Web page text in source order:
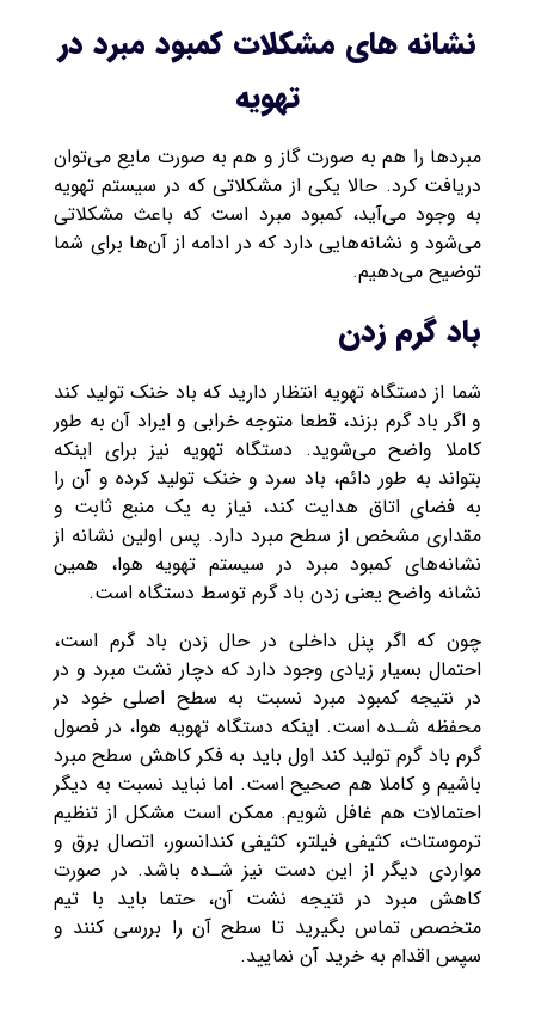
نشانه های مشکلات کمبود مبرد در
تهویه
مبردها را هم به صورت گاز و هم به صورت مایع می‌توان
دریافت کرد. حالا یکی از مشکلاتی که در سیستم تهویه
به وجود می‌آید، کمبود مبرد است که باعث مشکلاتی
می‌شود و نشانه‌هایی دارد که در ادامه از آن‌ها برای شما
توضیح می‌دهیم.
باد گرم زدن
شما از دستگاه تهویه انتظار دارید که باد خنک تولید کند
و اگر باد گرم بزند، قطعا متوجه خرابی و ایراد آن به طور
کاملا واضح می‌شوید. دستگاه تهویه نیز برای اینکه
بتواند به طور دائم، باد سرد و خنک تولید کرده و آن را
به فضای اتاق هدایت کند، نیاز به یک منبع ثابت و
مقداری مشخص از سطح مبرد دارد. پس اولین نشانه از
نشانه‌های کمبود مبرد در سیستم تهویه هوا، همین
نشانه واضح یعنی زدن باد گرم توسط دستگاه است.
چون که اگر پنل داخلی در حال زدن باد گرم است،
احتمال بسیار زیادی وجود دارد که دچار نشت مبرد و در
در نتیجه کمبود مبرد نسبت به سطح اصلی خود در
محفظه شـده است. اینکه دستگاه تهویه هوا، در فصول
گرم باد گرم تولید کند اول باید به فکر کاهش سطح مبرد
باشیم و کاملا هم صحیح است‌. اما نباید نسبت به دیگر
احتمالات هم غافل شویم. ممکن است مشکل از تنظیم
ترموستات، کثیفی فیلتر، کثیفی کندانسور، اتصال برق و
مواردی دیگر از این دست نیز شـده باشد. در صورت
کاهش مبرد در نتیجه نشت آن، حتما باید با تیم
متخصص تماس بگیرید تا سطح آن را بررسی کنند و
سپس اقدام به خرید آن نمایید.